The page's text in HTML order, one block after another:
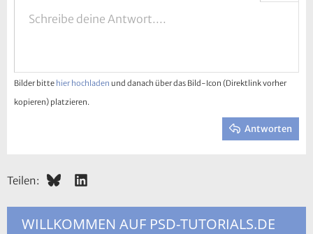
Schriftgröße
9
15
18
TextfarbeSchriftfamilie
Arial
Georgia
Auflistung
Einzug verkleinern
Ausrichtung
Text ausrichten
Absatzformatierung
Überschrift 2
SmileysGIF einfügen
ZitatMediaTabelle einfügen
Horizontale Linie einfügen
Spoiler
Wiederholen
BBCode umschalten
Formatierung entfernen
EntwürfeEntwurf speichern
Schreibe deine Antwort....
Bilder bitte hier hochladen und danach über das Bild-Icon (Direktlink vorher
kopieren) platzieren.
Antworten
Teilen: BlueskyLinkedIn
WILLKOMMEN AUF PSD-TUTORIALS.DE